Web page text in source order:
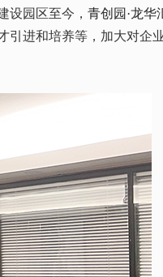
设园区至今， 青创园·龙华
进和培养等，加大对企